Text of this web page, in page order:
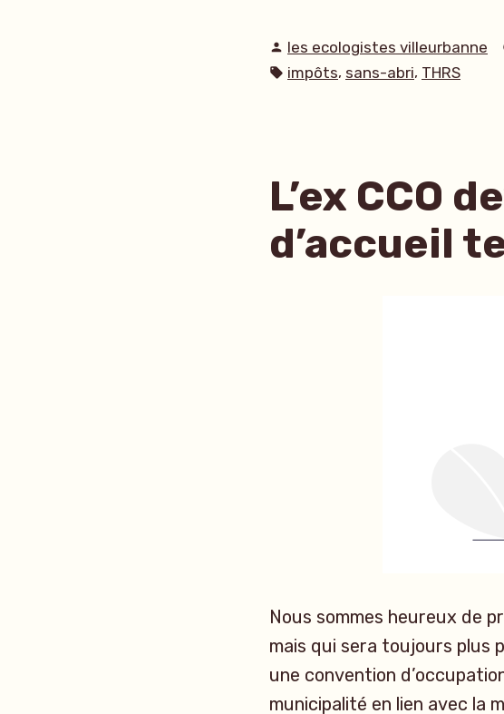
Publié
par
les ecologistes villeurbanne
Étiquettes :
impôts, sans-abri, THRS
L’ex CCO
d’accueil
Nous sommes heureux de
mais qui sera toujours plus
une convention
municipalité en lien avec la